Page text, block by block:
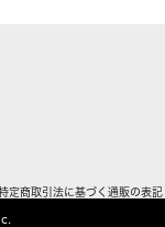
定商取引法に基づく通販の表記